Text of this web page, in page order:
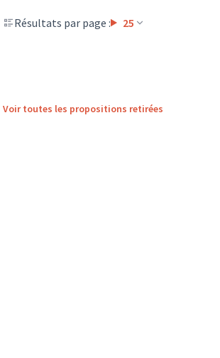
Résultats par page : 25
Voir toutes les propositions retirées